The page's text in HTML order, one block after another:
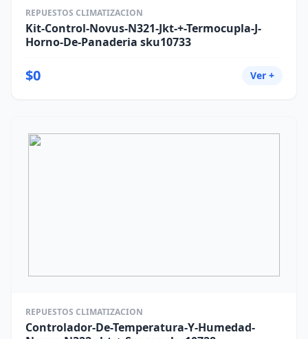
REPUESTOS CLIMATIZACION
Kit-Control-Novus-N321-Jkt-+-Termocupla-J-
Horno-De-Panaderia sku10733
$0 Ver +
REPUESTOS CLIMATIZACION
Controlador-De-Temperatura-Y-Humedad-